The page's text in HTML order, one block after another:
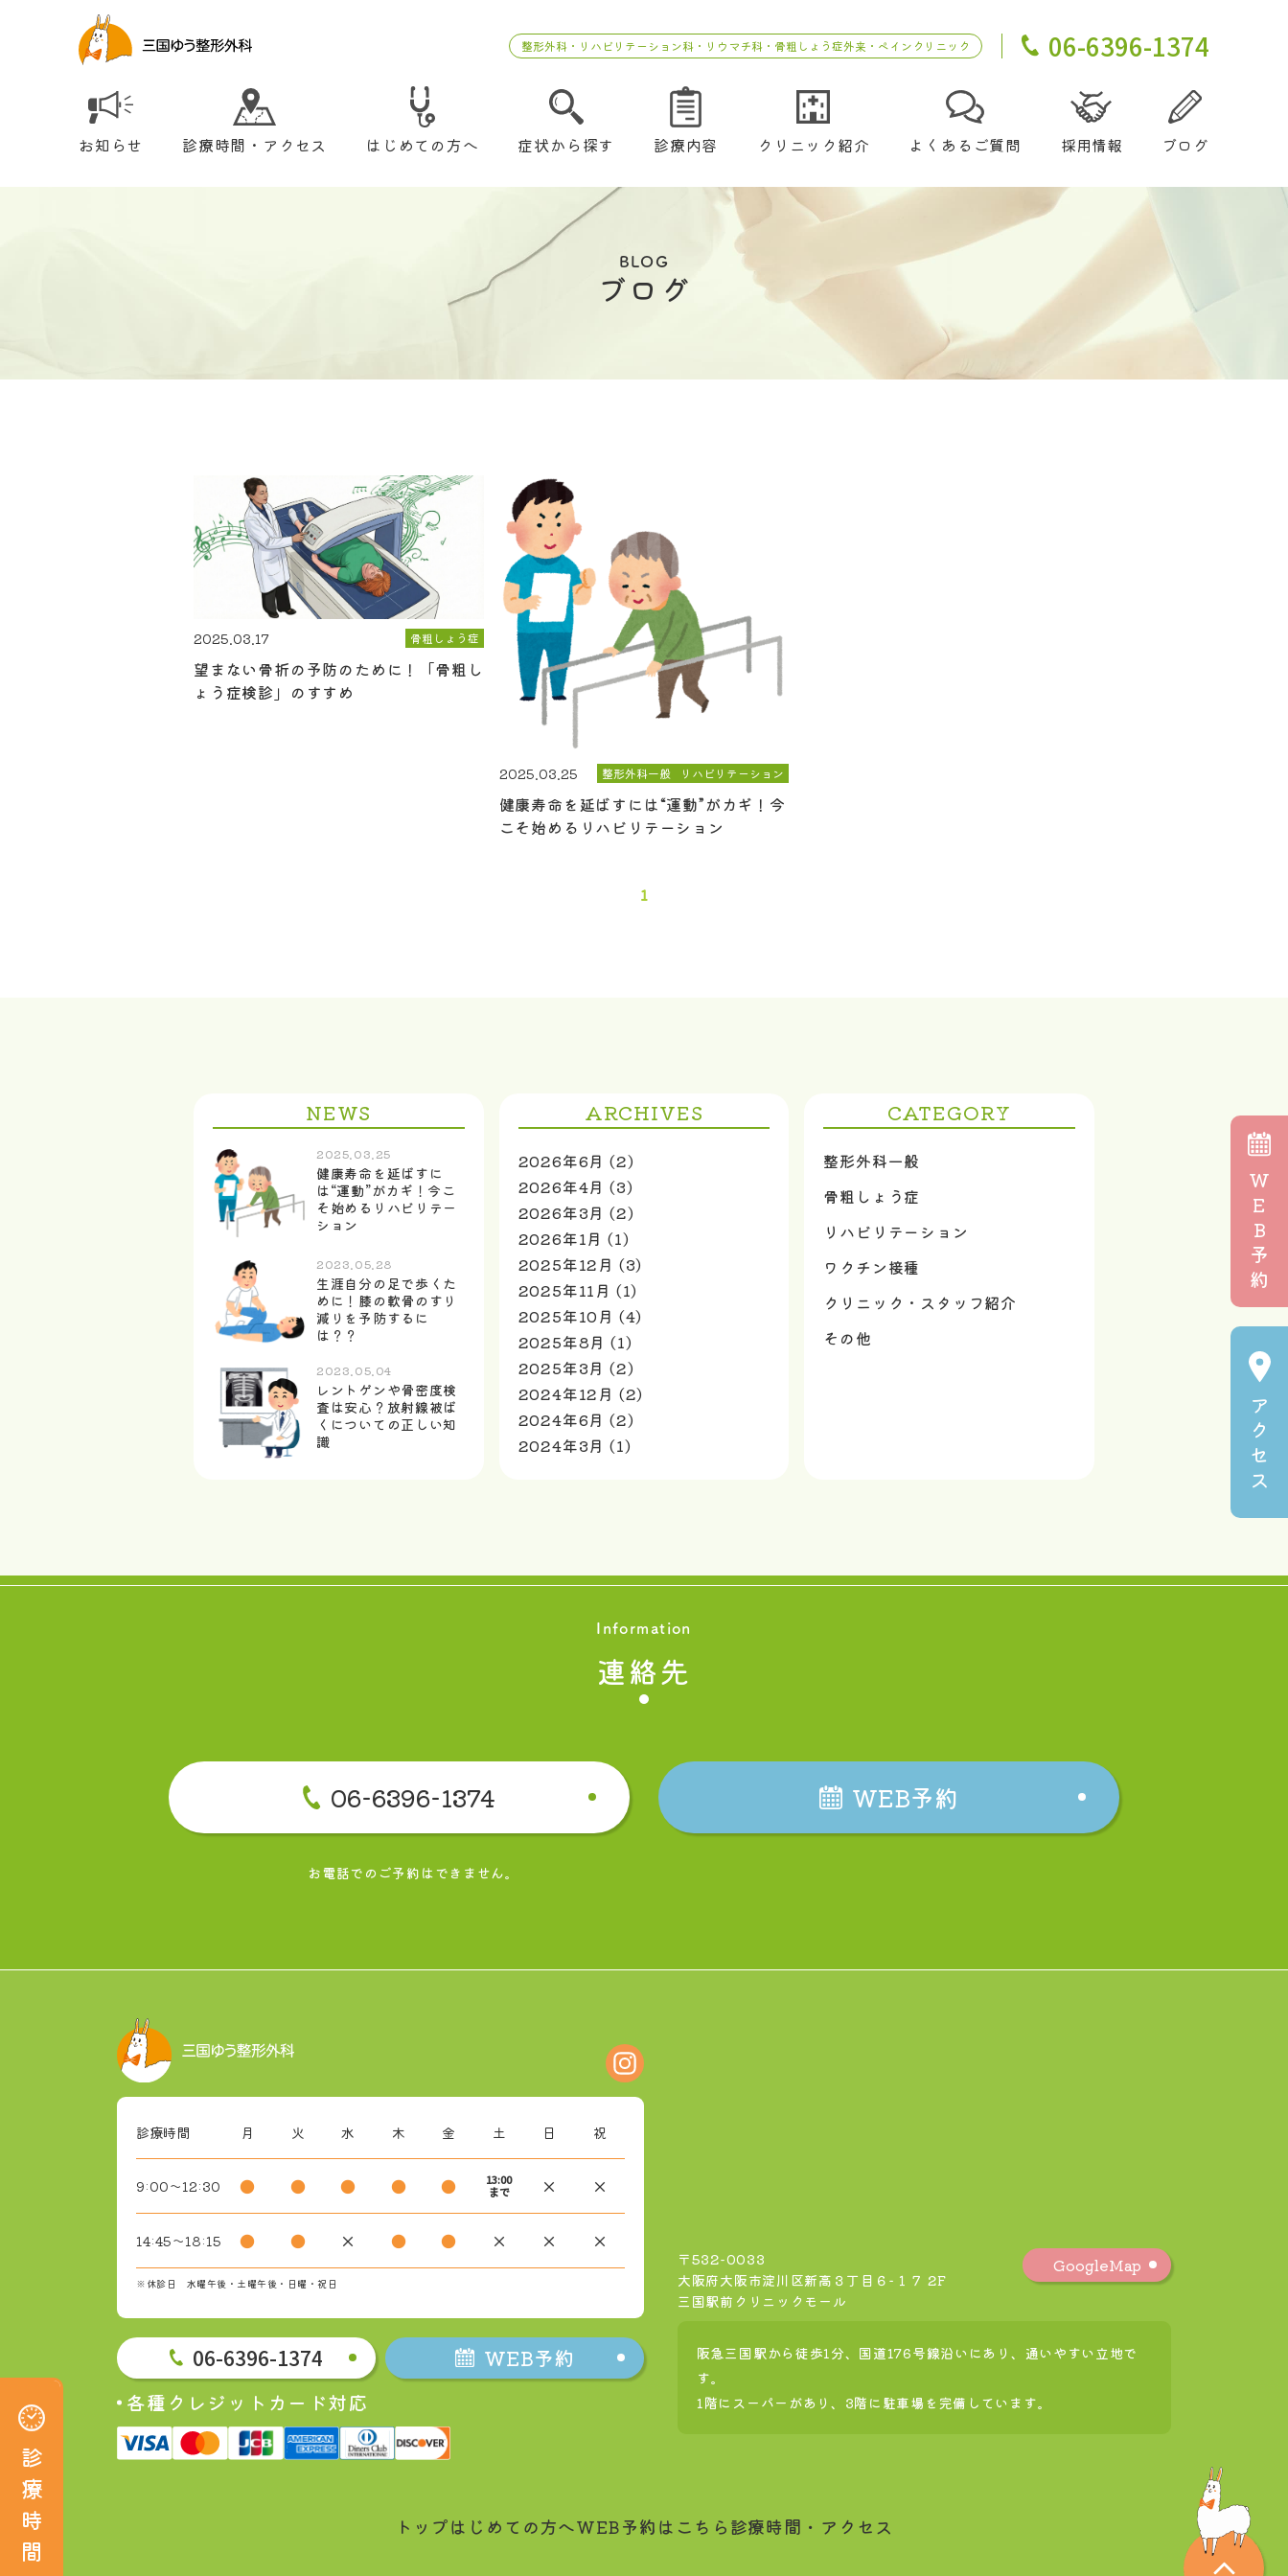
整形外科・リハビリテーション科・リウマチ科・骨粗しょう症外来・ペインクリニック 06-6396-1374
お知らせ 診療時間・アクセス はじめての方へ 症状から探す 診療内容 クリニック紹介 よくあるご質問 採用情報 ブログ
診
療
時
間
診療時間 月 火 水 木 金 土日
9:00～12:30●●●●●13:00 ××
W
E
B
予
約
ア
ク
セ
ス
BLOG
ブログ
2025.03.17 骨粗しょう症
望まない骨折の予防のために！「骨粗し
ょう症検診」のすすめ
2025.03.25 整形外科一般 リハビリテーション
健康寿命を延ばすには“運動”がカギ！今
こそ始めるリハビリテーション
1
NEWS
2025.03.25
健康寿命を延ばすに
は“運動”がカギ！今こ
そ始めるリハビリテー
ション
2023.05.28
生涯自分の足で歩くた
めに！膝の軟骨のすり
減りを予防するに
は？？
2023.05.04
レントゲンや骨密度検
査は安心？放射線被ば
くについての正しい知
識
ARCHIVES
2026年6月 (2)
2026年4月 (3)
2026年3月 (2)
2026年1月 (1)
2025年12月 (3)
2025年11月 (1)
2025年10月 (4)
2025年8月 (1)
2025年3月 (2)
2024年12月 (2)
2024年6月 (2)
2024年3月 (1)
CATEGORY
整形外科一般
骨粗しょう症
リハビリテーション
ワクチン接種
クリニック・スタッフ紹介
その他
Information
連絡先
06-6396-1374
お電話でのご予約はできません。
WEB予約
診療時間 月 火 水 木 金 土 日 祝
9:00～12:30 ● ● ● ● ●
13:00
まで
× ×
14:45～18:15 ● ● × ● ● × × ×
※休診日 水曜午後・土曜午後・日曜・祝日
06-6396-1374 WEB予約
各種クレジットカード対応
〒532-0033
大阪府大阪市淀川区新高３丁目６−１７ 2F
三国駅前クリニックモール
GoogleMap
阪急三国駅から徒歩1分、国道176号線沿いにあり、通いやすい立地で
す。
1階にスーパーがあり、3階に駐車場を完備しています。
トップはじめての方へWEB予約はこちら診療時間・アクセス